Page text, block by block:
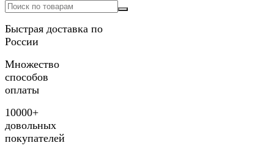
Быстрая доставка по
России
Множество
способов
оплаты
10000+
довольных
покупателей